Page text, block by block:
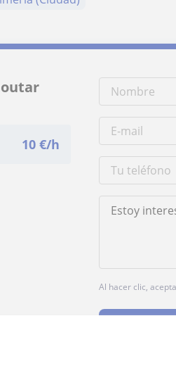
10 €/h
Al hacer clic,